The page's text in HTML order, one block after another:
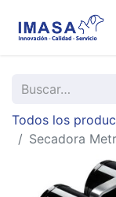
Todos los
Secadora